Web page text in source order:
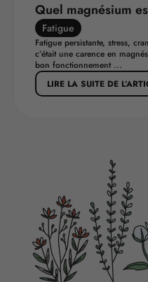
Quel magnésium
Fatigue
Fatigue persistante, stress,
c’était une carence en
bon fonctionnement ...
LIRE LA SUITE DE